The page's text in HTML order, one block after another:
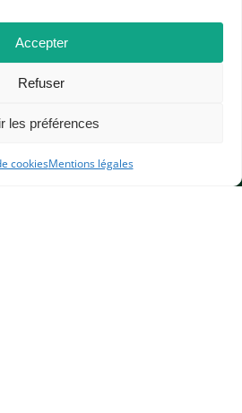
Accepter
Refuser
les préférences
cookiesMentions légales